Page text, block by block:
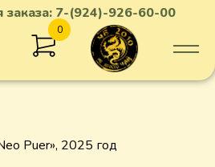
заказа: 7-(924)-926-60-00
0
Puer», 2025 год